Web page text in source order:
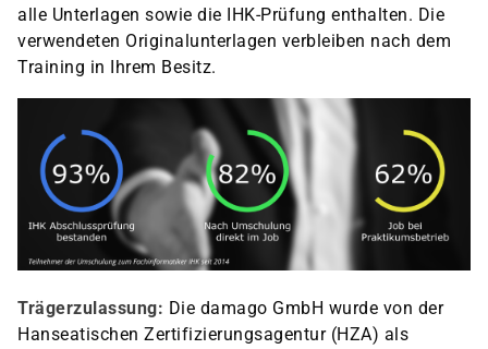
alle Unterlagen sowie die IHK-Prüfung enthalten. Die
verwendeten Originalunterlagen verbleiben nach dem
Training in Ihrem Besitz.
Trägerzulassung: Die damago GmbH wurde von der
Hanseatischen Zertifizierungsagentur (HZA) als